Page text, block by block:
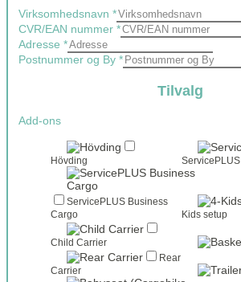
Virksomhedsnavn *
CVR/EAN nummer *
Adresse *
Postnummer og By *
Tilvalg
Add-ons
Hövding ServicePLUS
ServicePLUS Business
Cargo
Kids setup
Child Carrier
Rear
Carrier